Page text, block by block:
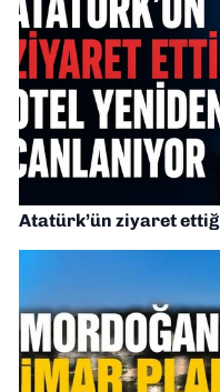
Atatürk’ün ziyaret